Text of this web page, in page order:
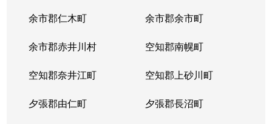
余市郡仁木町 余市郡余市町
余市郡赤井川村 空知郡南幌町
空知郡奈井江町 空知郡上砂川町
夕張郡由仁町 夕張郡長沼町